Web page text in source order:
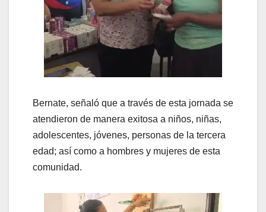
Bernate, señaló que a través de esta jornada se
atendieron de manera exitosa a niños, niñas,
adolescentes, jóvenes, personas de la tercera
edad; así como a hombres y mujeres de esta
comunidad.